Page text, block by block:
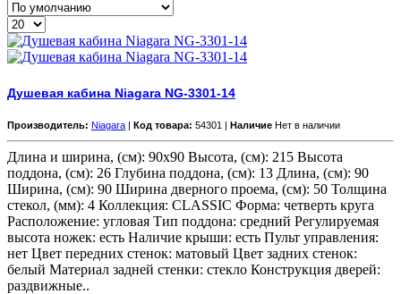
Душевая кабина Niagara NG-3301-14
Производитель: Niagara | Код товара: 54301 | Наличие Нет в наличии
Длина и ширина, (см): 90x90 Высота, (см): 215 Высота
поддона, (см): 26 Глубина поддона, (см): 13 Длина, (см): 90
Ширина, (см): 90 Ширина дверного проема, (см): 50 Толщина
стекол, (мм): 4 Коллекция: CLASSIC Форма: четверть круга
Расположение: угловая Тип поддона: средний Регулируемая
высота ножек: есть Наличие крыши: есть Пульт управления:
нет Цвет передних стенок: матовый Цвет задних стенок:
белый Материал задней стенки: стекло Конструкция дверей:
раздвижные..